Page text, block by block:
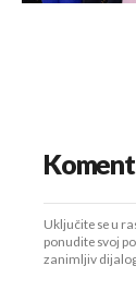
Uključite se u
ponudite svoj
zanimljiv